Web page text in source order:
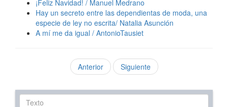
¡Feliz Navidad! / Manuel Medrano
Hay un secreto entre las dependientas de moda, una
especie de ley no escrita/ Natalia Asunción
A mí me da igual / AntonioTausiet
Anterior Siguiente
Texto